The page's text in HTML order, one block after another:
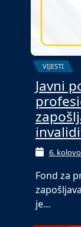
VIJESTI
Javni
6.
Fond za
je…